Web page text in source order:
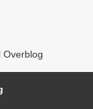
Overblog